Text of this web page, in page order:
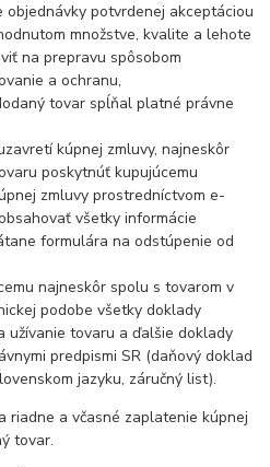
potvrdenej akceptáciou
množstve, kvalite a lehote
na prepravu spôsobom
a ochranu,
tovar spĺňal platné právne
kúpnej zmluvy, najneskôr
poskytnúť kupujúcemu
zmluvy prostredníctvom e-
všetky informácie
formulára na odstúpenie od
najneskôr spolu s tovarom v
podobe všetky doklady
užívanie tovaru a ďalšie doklady
predpismi SR (daňový doklad
jazyku, záručný list).
a včasné zaplatenie kúpnej
tovar.